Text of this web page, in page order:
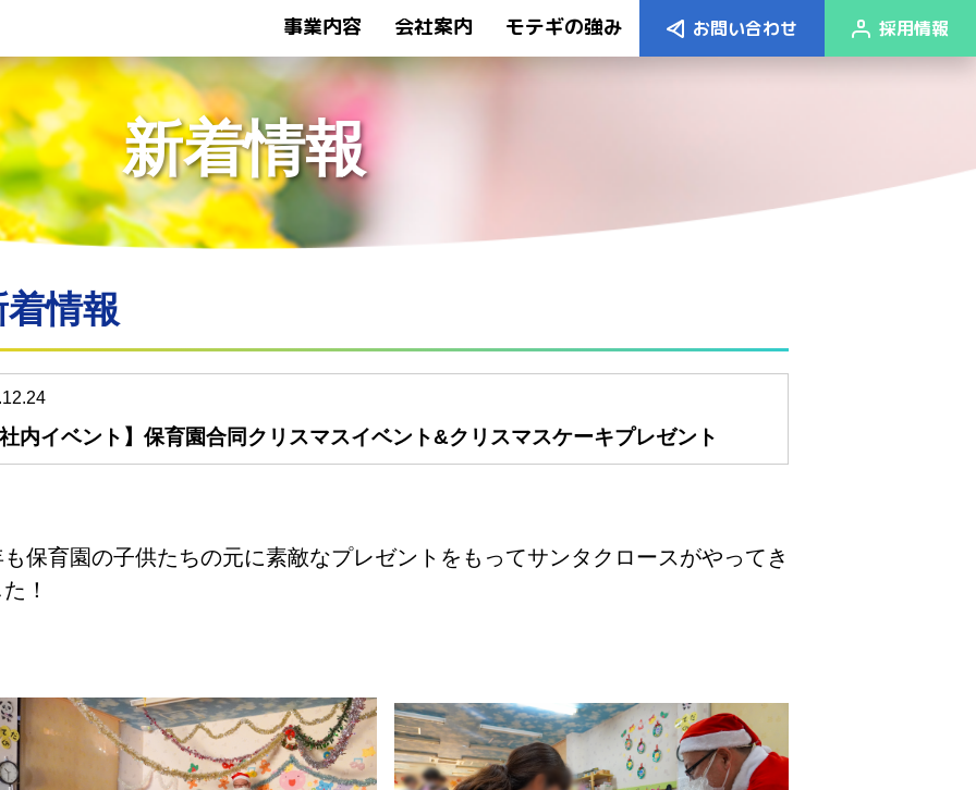
事業内容 会社案内 モテギの強み お問い合わせ 採用情報
新着情報
新着情報
着情報
内イベント】保育園合同クリスマスイベント&クリスマスケーキプレゼント
保育園の子供たちの元に素敵なプレゼントをもってサンタクロースがやってき
！